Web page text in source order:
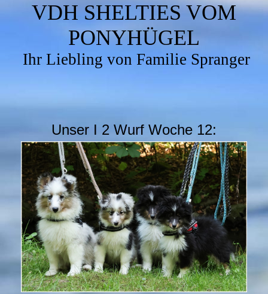
VDH SHELTIES VOM
PONYHÜGEL
Ihr Liebling von Familie Spranger
Unser I 2 Wurf Woche 12: